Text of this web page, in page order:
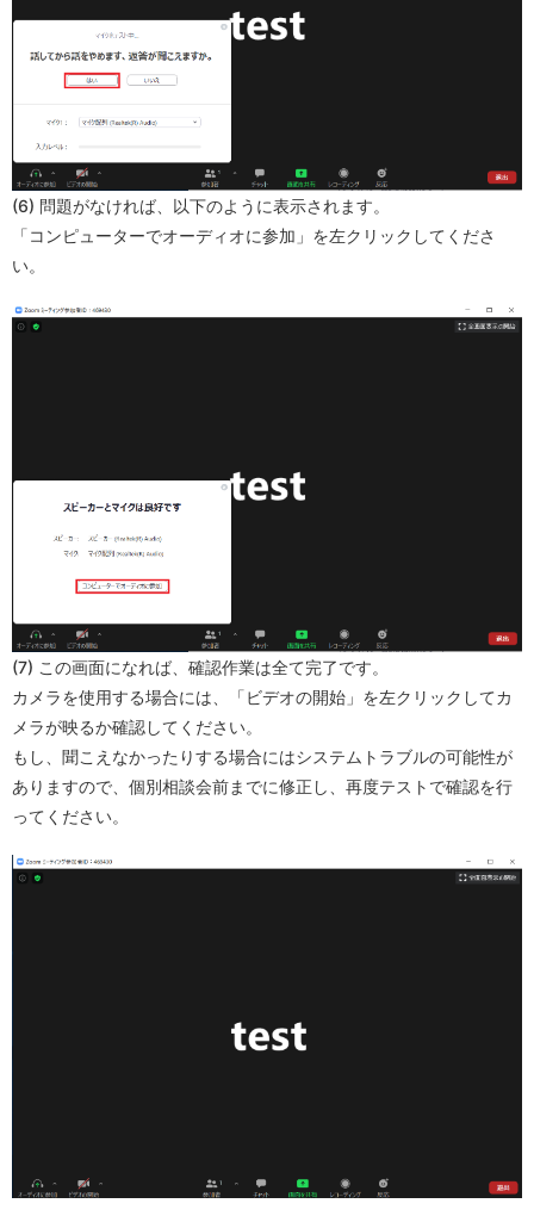
(6) 問題がなければ、以下のように表示されます。
「コンピューターでオーディオに参加」を左クリックしてくださ
い。
(7) この画面になれば、確認作業は全て完了です。
カメラを使用する場合には、「ビデオの開始」を左クリックしてカ
メラが映るか確認してください。
もし、聞こえなかったりする場合にはシステムトラブルの可能性が
ありますので、個別相談会前までに修正し、再度テストで確認を行
ってください。